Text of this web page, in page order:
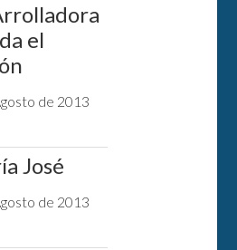
el
de 2013
José
de 2013